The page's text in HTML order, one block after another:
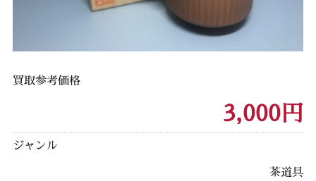
買取参考価格
3,000円
ジャンル
茶道具